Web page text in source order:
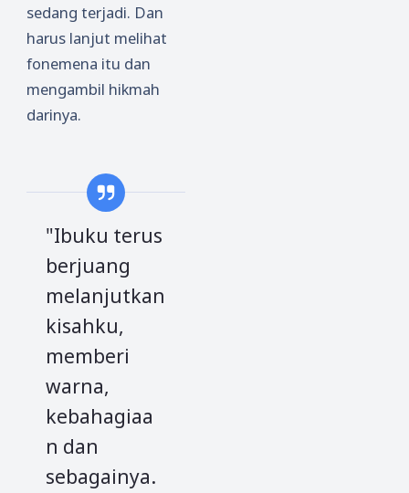
sedang terjadi. Dan
harus lanjut melihat
fonemena itu dan
mengambil hikmah
darinya.
"Ibuku terus
berjuang
melanjutkan
kisahku,
memberi
warna,
kebahagiaa
n dan
sebagainya.